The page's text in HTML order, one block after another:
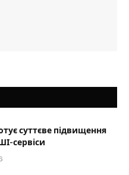
суттєве підвищення
сервіси